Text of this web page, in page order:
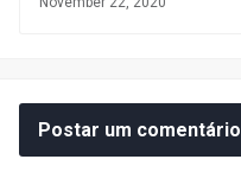
Postar um comentário